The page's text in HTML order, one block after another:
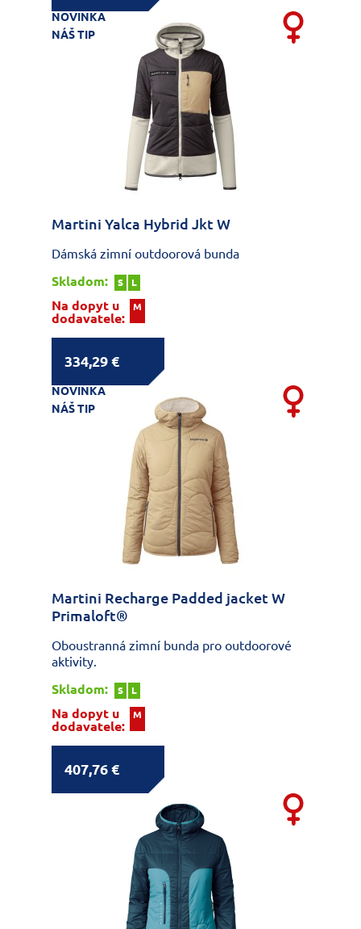
NOVINKA
NÁŠ TIP
Martini Yalca Hybrid Jkt W
Dámská zimní outdoorová bunda
Skladom:
S L
Na dopyt u
dodavatele:
M
334,29 €
NOVINKA
NÁŠ TIP
Martini Recharge Padded jacket W
Primaloft®
Oboustranná zimní bunda pro outdoorové
aktivity.
Skladom:
S L
Na dopyt u
dodavatele:
M
407,76 €